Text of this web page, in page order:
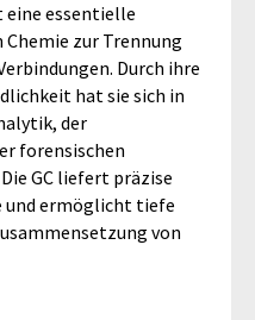
eine essentielle
zur Trennung
Durch ihre
hat sie sich in
der
forensischen
GC liefert präzise
und ermöglicht tiefe
von